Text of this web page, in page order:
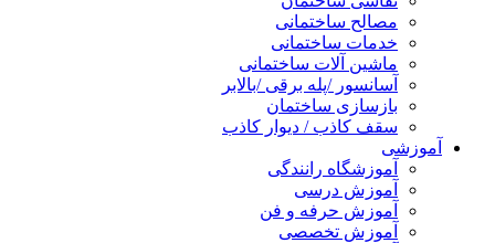
مصالح ساختمانی
خدمات ساختمانی
ماشین آلات ساختمانی
آسانسور /پله برقی /بالابر
بازسازی ساختمان
سقف کاذب / دیوار کاذب
آموزشی
آموزشگاه رانندگی
آموزش درسی
آموزش حرفه و فن
آموزش تخصصی